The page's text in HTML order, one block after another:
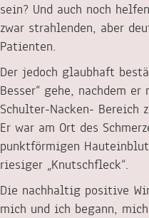
sein? Und auch noch
zwar strahlenden, aber
Patienten.
Der jedoch glaubhaft
Besser“ gehe, nachdem
Schulter-Nacken- Bereich
Er war am Ort des
punktförmigen
riesiger „Knutschfleck“.
Die nachhaltig positive
mich und ich begann,